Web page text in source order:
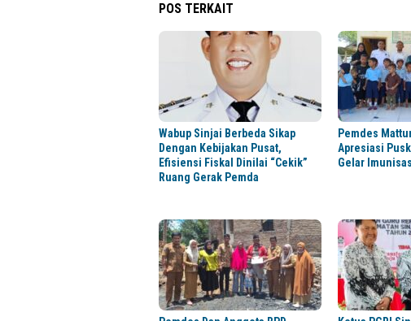
POS TERKAIT
Wabup Sinjai Berbeda Sikap
Dengan Kebijakan Pusat,
Efisiensi Fiskal Dinilai “Cekik”
Ruang Gerak Pemda
Pemdes
Apresiasi
Gelar